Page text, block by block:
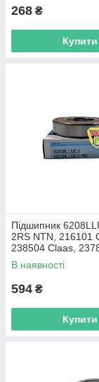
268 ₴
Купити
Підшипник
2RS NTN, 216101
238504 Claas,
В наявності
594 ₴
Купити